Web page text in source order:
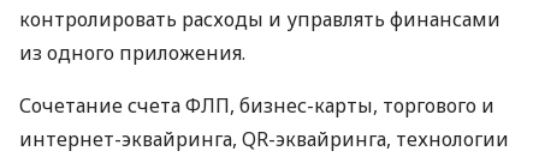
контролировать расходы и управлять финансами
из одного приложения.
Сочетание счета ФЛП, бизнес-карты, торгового и
интернет-эквайринга, QR-эквайринга, технологии